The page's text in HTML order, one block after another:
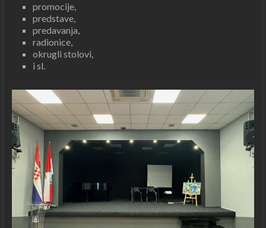
promocije,
predstave,
predavanja,
radionice,
okrugli stolovi,
i sl.